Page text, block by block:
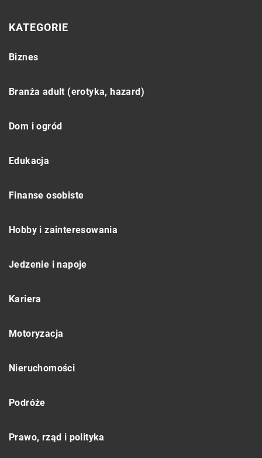
KATEGORIE
Biznes
Branża adult (erotyka, hazard)
Dom i ogród
Edukacja
Finanse osobiste
Hobby i zainteresowania
Jedzenie i napoje
Kariera
Motoryzacja
Nieruchomości
Podróże
Prawo, rząd i polityka